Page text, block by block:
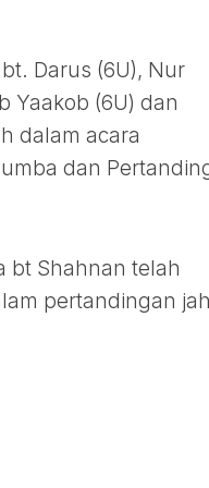
Darus (6U), Nur
Yaakob (6U) dan
dalam acara
dan
bt Shahnan telah
pertandingan